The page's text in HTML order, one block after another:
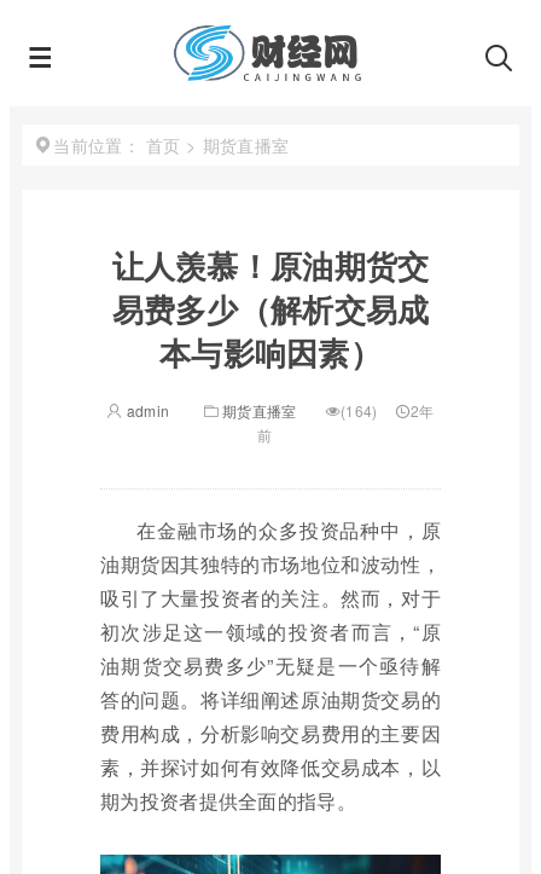
当前位置： 首页 > 期货直播室
让人羡慕！原油期货交
易费多少（解析交易成
本与影响因素）
admin 期货直播室 (164)
2年
前
在金融市场的众多投资品种中，原
油期货因其独特的市场地位和波动性，
吸引了大量投资者的关注。然而，对于
初次涉足这一领域的投资者而言，“原
油期货交易费多少”无疑是一个亟待解
答的问题。将详细阐述原油期货交易的
费用构成，分析影响交易费用的主要因
素，并探讨如何有效降低交易成本，以
期为投资者提供全面的指导。